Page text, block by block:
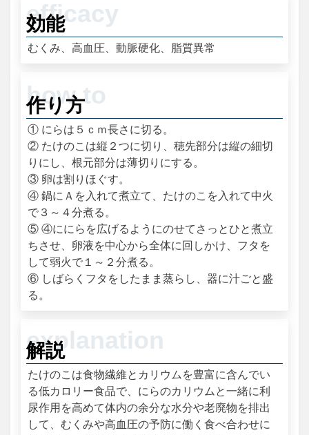
効能
むくみ、高血圧、動脈硬化、脂質異常
作り方
① にらは５ｃｍ長さに切る。
② たけのこは縦２つに切り、穂先部分は縦の細切
りにし、根元部分は薄切りにする。
③ 卵は割りほぐす。
④ 鍋にＡを入れて煮立て、たけのこを入れて中火
で３～４分煮る。
⑤ ④ににらを広げるようにのせてさっとひと煮立
ちさせ、卵液を中心から全体に回しかけ、フタを
して弱火で１～２分煮る。
⑥ しばらくフタをしたまま蒸らし、器に汁ごと盛
る。
解説
たけのこは食物繊維とカリウムを豊富に含んでい
る低カロリー食品で、にらのカリウムと一緒に利
尿作用を高めて体内の余分な水分や老廃物を排出
して、むくみや高血圧の予防に働く食べ合わせに